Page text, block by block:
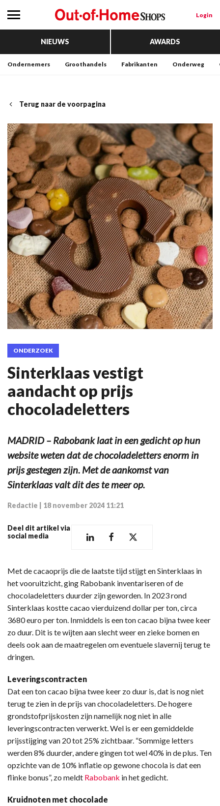
Login
NIEUWS AWARDS
Ondernemers Groothandels Fabrikanten Onderweg
Terug naar de voorpagina
ONDERZOEK
Sinterklaas vestigt
aandacht op prijs
chocoladeletters
MADRID – Rabobank laat in een gedicht op hun
website weten dat de chocoladeletters enorm in
prijs gestegen zijn. Met de aankomst van
Sinterklaas valt dit des te meer op.
Redactie 18 november 2024 11:21
Deel dit artikel via
social media
Met de cacaoprijs die de laatste tijd stijgt en Sinterklaas in
het vooruitzicht, ging Rabobank inventariseren of de
chocoladeletters duurder zijn geworden. In 2023 rond
Sinterklaas kostte cacao vierduizend dollar per ton, circa
3680 euro per ton. Inmiddels is een ton cacao bijna twee keer
zo duur. Dit is te wijten aan slecht weer en zieke bomen en
deels ook aan de maatregelen om eventuele slavernij terug te
dringen.
Leveringscontracten
Dat een ton cacao bijna twee keer zo duur is, dat is nog niet
terug te zien in de prijs van chocoladeletters. De hogere
grondstofprijskosten zijn namelijk nog niet in alle
leveringscontracten verwerkt. Wel is er een gemiddelde
prijsstijging van 20 tot 25% zichtbaar. “Sommige letters
werden 8% duurder, andere gingen tot wel 40% in de plus. Ten
opzichte van de 10% inflatie op gewone chocola is dat een
flinke bonus”, zo meldt Rabobank in het gedicht.
Kruidnoten met chocolade